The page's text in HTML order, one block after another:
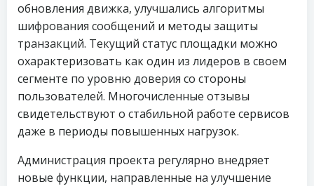
обновления движка, улучшались алгоритмы
шифрования сообщений и методы защиты
транзакций. Текущий статус площадки можно
охарактеризовать как один из лидеров в своем
сегменте по уровню доверия со стороны
пользователей. Многочисленные отзывы
свидетельствуют о стабильной работе сервисов
даже в периоды повышенных нагрузок.
Администрация проекта регулярно внедряет
новые функции, направленные на улучшение